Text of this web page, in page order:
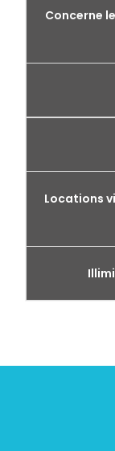
Concerne
Locations